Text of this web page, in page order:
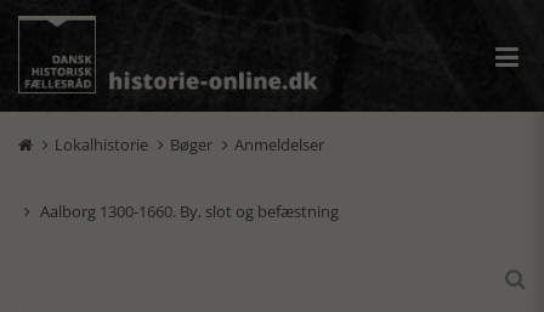
 Lokalhistorie  Bøger  Anmeldelser
 Aalborg 1300-1660. By, slot og befæstning
